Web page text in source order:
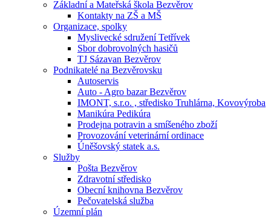
Základní a Mateřská škola Bezvěrov
Kontakty na ZŠ a MŠ
Organizace, spolky
Myslivecké sdružení Tetřívek
Sbor dobrovolných hasičů
TJ Sázavan Bezvěrov
Podnikatelé na Bezvěrovsku
Autoservis
Auto - Agro bazar Bezvěrov
IMONT, s.r.o. , středisko Truhlárna, Kovovýroba
Manikúra Pedikúra
Prodejna potravin a smíšeného zboží
Provozování veterinární ordinace
Úněšovský statek a.s.
Služby
Pošta Bezvěrov
Zdravotní středisko
Obecní knihovna Bezvěrov
Pečovatelská služba
Územní plán